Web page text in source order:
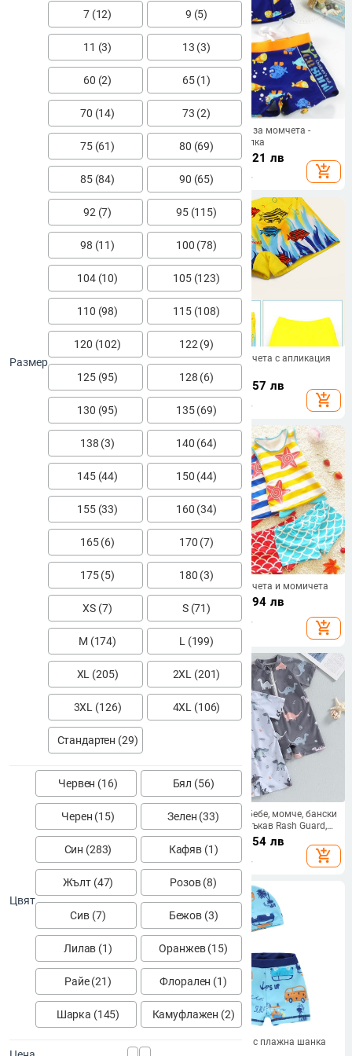
Деца, момчета, летни бански
костюми, ежедневни щампи с
трактор/рибка, къси ръкави, цип,
предпазител за обрив, плажно
облекло, бански костюм
€/46.67 лв
add_shopping_cart
Детски бански за момчета -
долнище и шапка
29.76€/58.21 лв
add_shopping_cart
Детски цял раиран бански за
момчета
€ 64.91 лв
add_shopping_cart
Бански за момчета с апликация
в шест модела
15.12 29.57 лв
add_shopping_cart
Детски бански панталони за
бебета и момчета Новост Бански
шорти с принт на акула с ластик
на талията Деца Бански костюм
за момчета Долнища на бански
костюми Бански костюми
30.18 лв
add_shopping_cart
Бански за момчета и момичета
42.92 83.94 лв
add_shopping_cart
Модерни детски бански в син
цвят с цветен кант
15.16 29.65 лв
Прохождащо бебе, момче, бански
костюм с къс ръкав Rash Guard,
динозавър, плажно облекло с
половин цип, бански костюм,
бански костюм за бебета,
прохождащо
17.15 33.54 лв
add_shopping_cart
Детски бански с плажна шанка
Размер
7 (12) 9 (5)
11 (3) 13 (3)
60 (2) 65 (1)
70 (14) 73 (2)
75 (61) 80 (69)
85 (84) 90 (65)
92 (7) 95 (115)
98 (11) 100 (78)
104 (10) 105 (123)
110 (98) 115 (108)
120 (102) 122 (9)
125 (95) 128 (6)
130 (95) 135 (69)
138 (3) 140 (64)
145 (44) 150 (44)
155 (33) 160 (34)
165 (6) 170 (7)
175 (5) 180 (3)
XS (7) S (71)
M (174) L (199)
XL (205) 2XL (201)
3XL (126) 4XL (106)
Стандартен (29)
Цвят
Червен (16) Бял (56)
Черен (15) Зелен (33)
Син (283) Кафяв (1)
Жълт (47) Розов (8)
Сив (7) Бежов (3)
Лилав (1) Оранжев (15)
Райе (21) Флорален (1)
Шарка (145) Камуфлажен (2)